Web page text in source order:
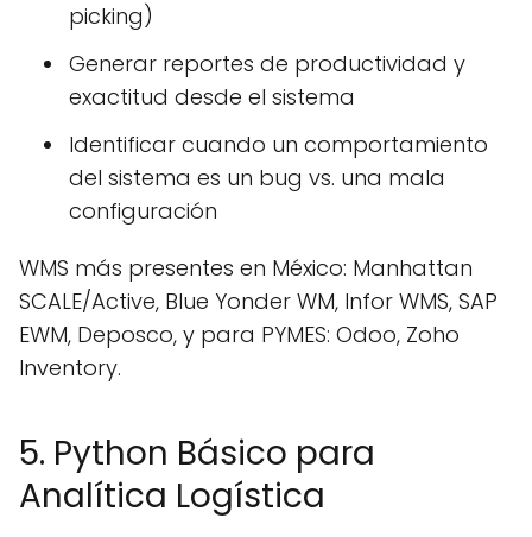
picking)
Generar reportes de productividad y
exactitud desde el sistema
Identificar cuando un comportamiento
del sistema es un bug vs. una mala
configuración
WMS más presentes en México: Manhattan
SCALE/Active, Blue Yonder WM, Infor WMS, SAP
EWM, Deposco, y para PYMES: Odoo, Zoho
Inventory.
5. Python Básico para
Analítica Logística